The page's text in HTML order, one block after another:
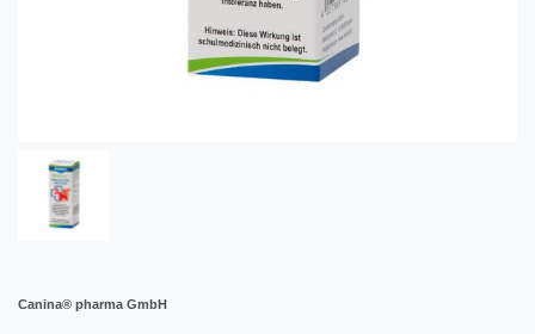
Canina® pharma GmbH